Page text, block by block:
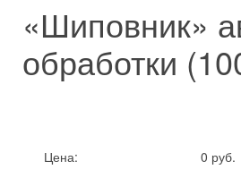
«Шиповник»
обработки
Цена:
0 руб.